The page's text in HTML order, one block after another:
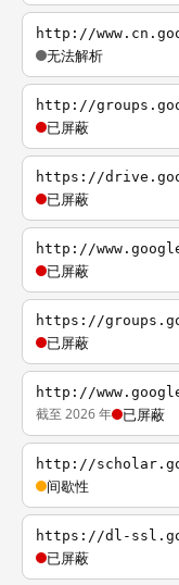
http://
无法解析
http://
已屏蔽
https://
已屏蔽
http://
已屏蔽
https://
已屏蔽
http://
截至 2026 年 已屏蔽
http://
间歇性
https://dl-
已屏蔽